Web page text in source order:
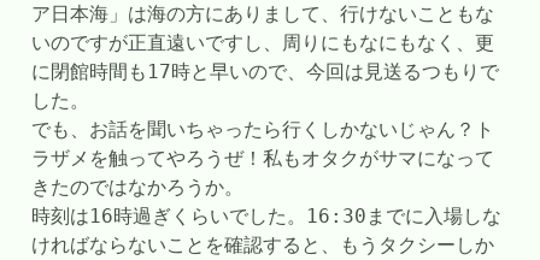
ア日本海」は海の方にありまして、行けないこともな
いのですが正直遠いですし、周りにもなにもなく、更
に閉館時間も17時と早いので、今回は見送るつもりで
した。
でも、お話を聞いちゃったら行くしかないじゃん？ト
ラザメを触ってやろうぜ！私もオタクがサマになって
きたのではなかろうか。
時刻は16時過ぎくらいでした。16:30までに入場しな
ければならないことを確認すると、もうタクシーしか